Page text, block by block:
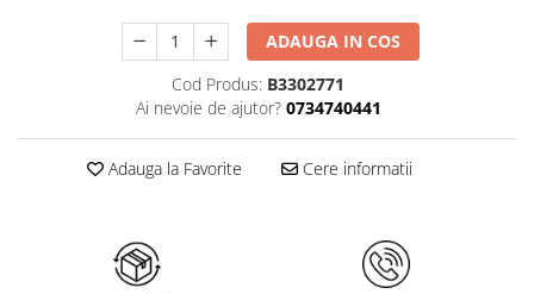
ADAUGA IN COS
Cod Produs: B3302771
Ai nevoie de ajutor? 0734740441
Adauga la Favorite Cere informatii